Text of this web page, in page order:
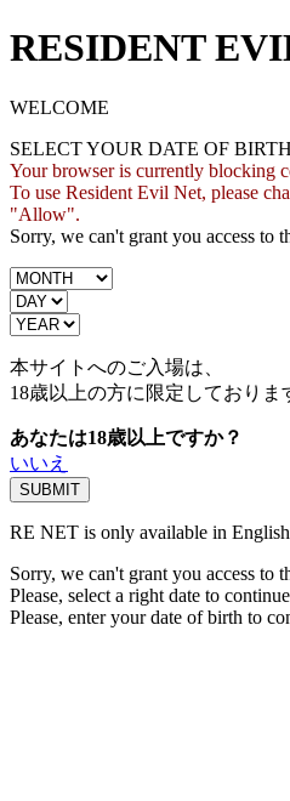
RESIDENT
WELCOME
SELECT YOUR DATE OF BIRTH
Your browser is currently blocking
To use Resident Evil Net, please
"Allow".
Sorry, we can't grant you access to
本サイトへのご入場は、
18歳以上の方に限定しておりま
あなたは18歳以上ですか？
いいえ
RE NET is only available in English
Sorry, we can't grant you access to
Please, select a right date to continue
Please, enter your date of birth to